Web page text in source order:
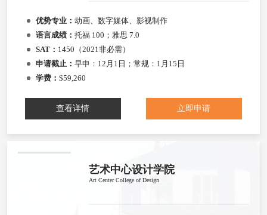
优势专业： 动画、数字媒体、影视制作
语言成绩： 托福 100；雅思 7.0
SAT： 1450（2021非必需）
申请截止： 早申：12月1日；常规：1月15日
学费： $59,260
查看详情 立即申请
艺术中心设计学院
Art Center College of Design